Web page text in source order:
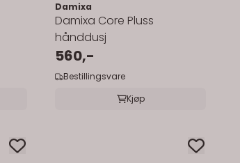
Damixa
Damixa Core Pluss
hånddusj
560,-
Bestillingsvare
Kjøp